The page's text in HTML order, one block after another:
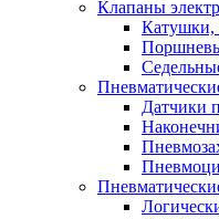
Клапаны
Катушки,
Датчики